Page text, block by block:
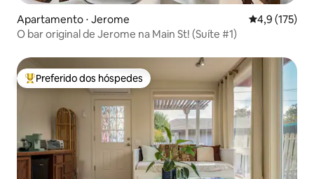
Apartamento ⋅ Jerome 4,9 de uma
4,9 (175)
O bar original de Jerome na Main St! (Suíte #1)
Entre os melhores preferidos dos hóspedes
Preferido dos hóspedes